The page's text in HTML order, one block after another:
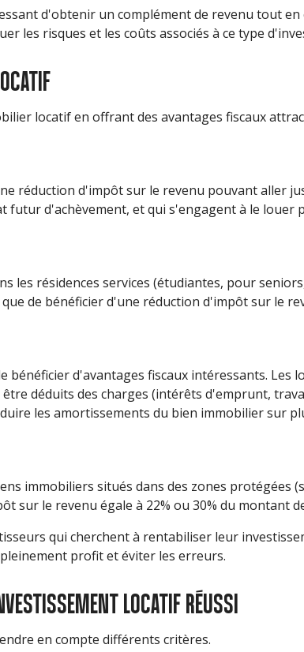
d'obtenir un complément de revenu tout
les risques et les coûts associés à ce type
locatif en offrant des avantages fiscaux
réduction d'impôt sur le revenu pouvant aller
d'achèvement, et qui s'engagent à le louer
les résidences services (étudiantes, pour
de bénéficier d'une réduction d'impôt sur le
d'avantages fiscaux intéressants. Les
déduits des charges (intérêts d'emprunt,
les amortissements du bien immobilier sur
immobiliers situés dans des zones protégées
sur le revenu égale à 22% ou 30% du montant
qui cherchent à rentabiliser leur
profit et éviter les erreurs.
LOCATIF RÉUSSI
en compte différents critères.